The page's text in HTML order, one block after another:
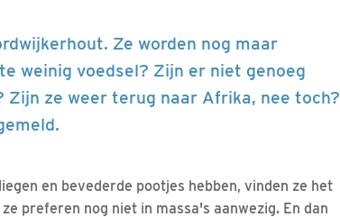
Ze worden nog maar
weinig voedsel? Zijn er niet genoeg
Zijn ze weer terug naar Afrika, nee toch?
en bevederde pootjes hebben, vinden ze het
preferen nog niet in massa's aanwezig. En dan